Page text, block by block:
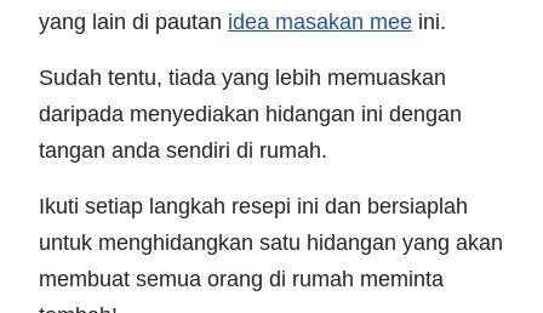
yang lain di pautan idea masakan mee ini.
Sudah tentu, tiada yang lebih memuaskan
daripada menyediakan hidangan ini dengan
tangan anda sendiri di rumah.
Ikuti setiap langkah resepi ini dan bersiaplah
untuk menghidangkan satu hidangan yang akan
membuat semua orang di rumah meminta